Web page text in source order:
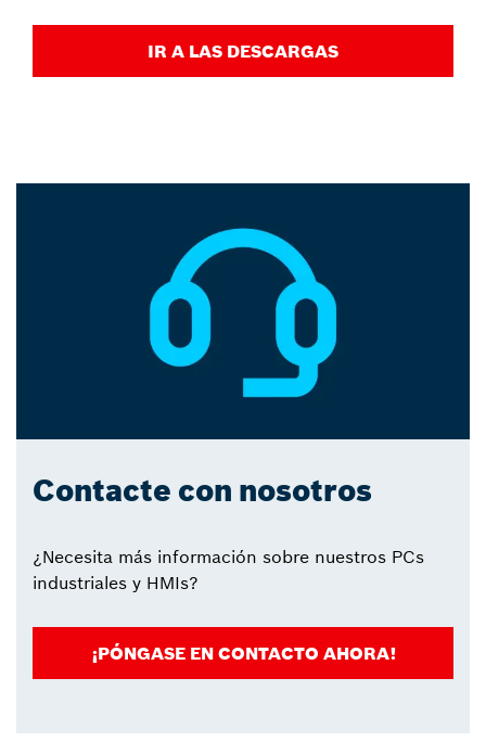
IR A LAS DESCARGAS
Contacte con nosotros
¿Necesita más información sobre nuestros PCs
industriales y HMIs?
¡PÓNGASE EN CONTACTO AHORA!